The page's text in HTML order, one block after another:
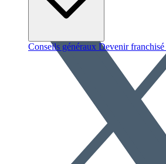
Conseils généraux Devenir franchisé